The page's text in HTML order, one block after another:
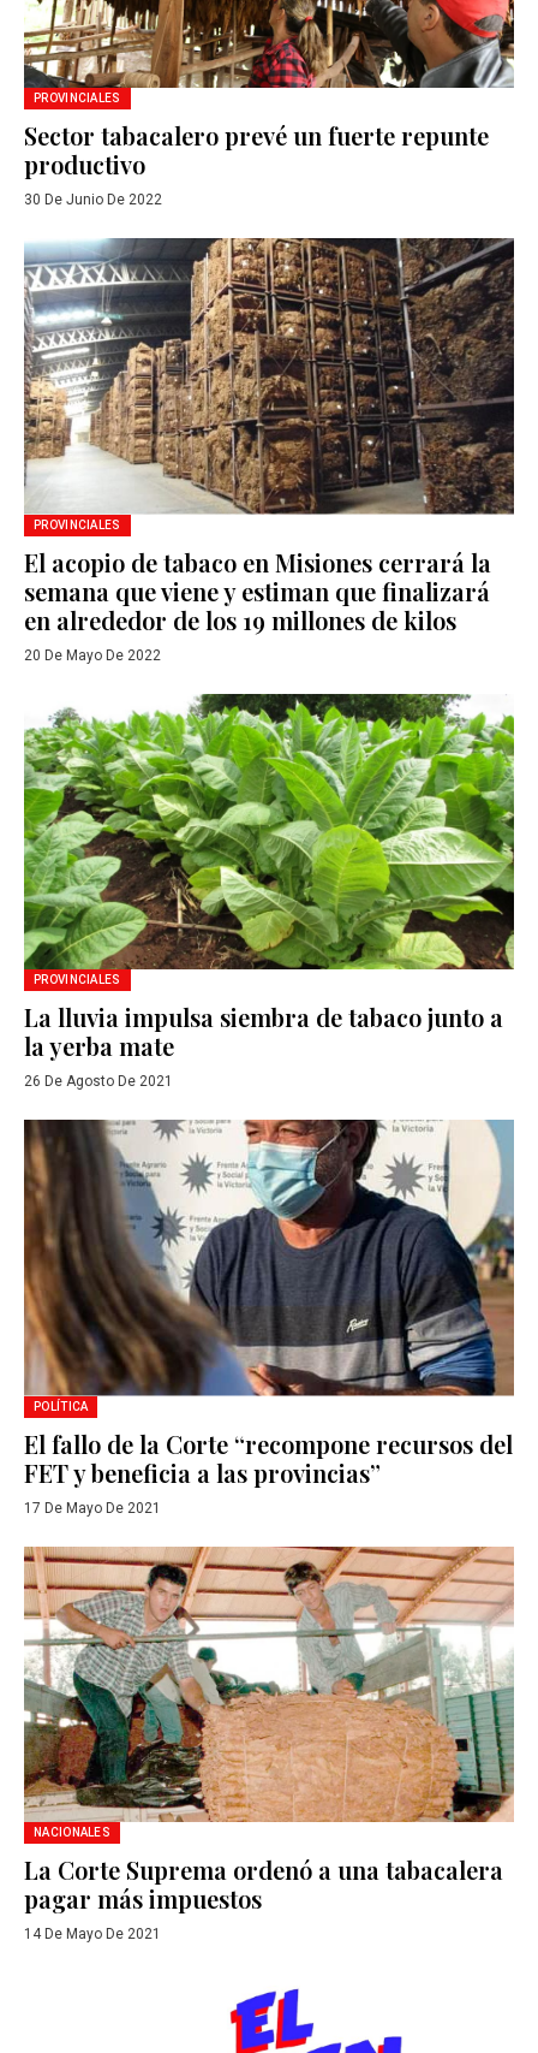
PROVINCIALES
Sector tabacalero prevé un fuerte repunte
productivo
30 De Junio De 2022
PROVINCIALES
El acopio de tabaco en Misiones cerrará la
semana que viene y estiman que finalizará
en alrededor de los 19 millones de kilos
20 De Mayo De 2022
PROVINCIALES
La lluvia impulsa siembra de tabaco junto a
la yerba mate
26 De Agosto De 2021
POLÍTICA
El fallo de la Corte “recompone recursos del
FET y beneficia a las provincias”
17 De Mayo De 2021
NACIONALES
La Corte Suprema ordenó a una tabacalera
pagar más impuestos
14 De Mayo De 2021